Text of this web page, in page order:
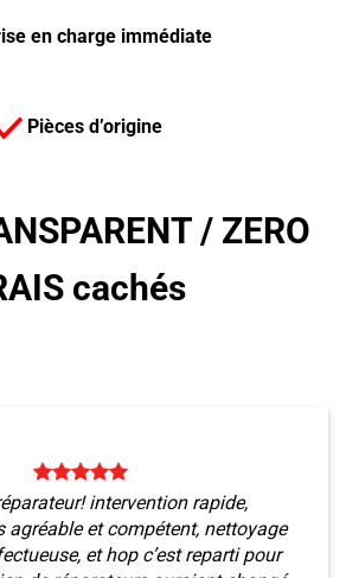
en charge immédiate
Pièces d’origine
/ ZERO
cachés
intervention rapide,
agréable et compétent, nettoyage
et hop c’est reparti pour